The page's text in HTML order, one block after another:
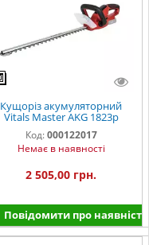
Кущоріз акумуляторний
Vitals Master AKG 1823p
SmartLine
Код: 000122017
Немає в наявності
2 505,00 грн.
Повідомити про наявність